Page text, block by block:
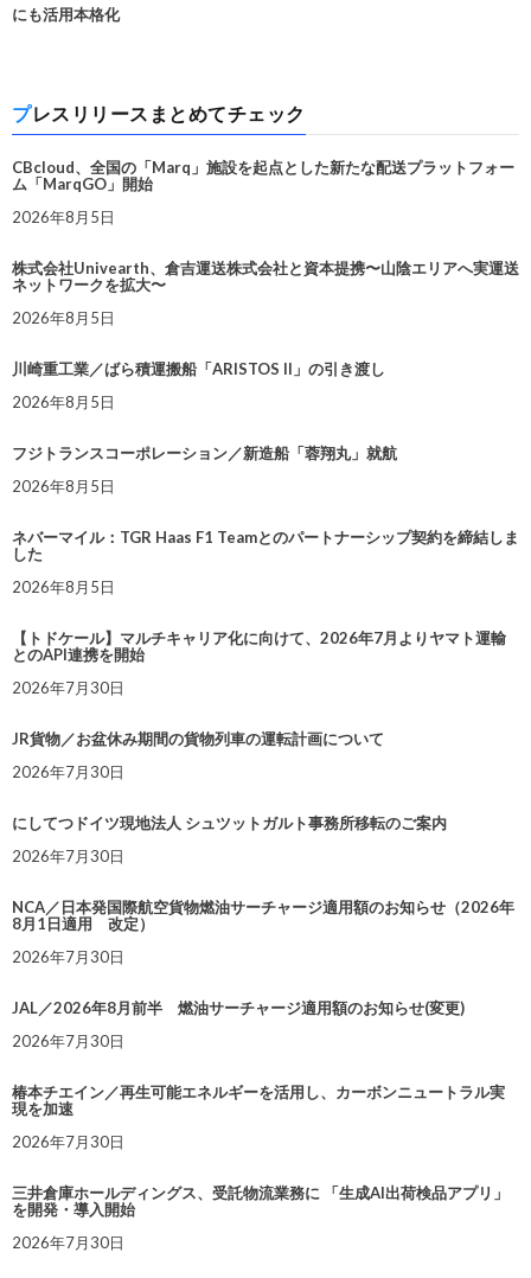
にも活用本格化
プレスリリースまとめてチェック
CBcloud、全国の「Marq」施設を起点とした新たな配送プラットフォー
ム「MarqGO」開始
2026年8月5日
株式会社Univearth、倉吉運送株式会社と資本提携〜山陰エリアへ実運送
ネットワークを拡大〜
2026年8月5日
川崎重工業／ばら積運搬船「ARISTOS II」の引き渡し
2026年8月5日
フジトランスコーポレーション／新造船「蓉翔丸」就航
2026年8月5日
ネバーマイル：TGR Haas F1 Teamとのパートナーシップ契約を締結しま
した
2026年8月5日
【トドケール】マルチキャリア化に向けて、2026年7月よりヤマト運輸
とのAPI連携を開始
2026年7月30日
JR貨物／お盆休み期間の貨物列車の運転計画について
2026年7月30日
にしてつドイツ現地法人 シュツットガルト事務所移転のご案内
2026年7月30日
NCA／日本発国際航空貨物燃油サーチャージ適用額のお知らせ（2026年
8月1日適用 改定）
2026年7月30日
JAL／2026年8月前半 燃油サーチャージ適用額のお知らせ(変更)
2026年7月30日
椿本チエイン／再生可能エネルギーを活用し、カーボンニュートラル実
現を加速
2026年7月30日
三井倉庫ホールディングス、受託物流業務に 「生成AI出荷検品アプリ」
を開発・導入開始
2026年7月30日